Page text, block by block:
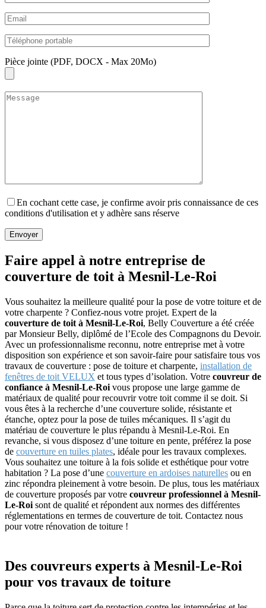
Pièce jointe (PDF, DOCX - Max 20Mo)
En cochant cette case, je confirme avoir pris connaissance de ces
conditions d'utilisation et y adhère sans réserve
Faire appel à notre entreprise de
couverture de toit à Mesnil-Le-Roi
Vous souhaitez la meilleure qualité pour la pose de votre toiture et de
votre charpente ? Confiez-nous votre projet. Expert de la
couverture de toit à Mesnil-Le-Roi, Belly Couverture a été créée
par Monsieur Belly, diplômé de l’Ecole des Compagnons du Devoir.
Avec un professionnalisme reconnu, notre entreprise met à votre
disposition son expérience et son savoir-faire pour satisfaire tous vos
travaux de couverture : pose de toiture et charpente, installation de
fenêtres de toit VELUX et tous types d’isolation. Votre couvreur de
confiance à Mesnil-Le-Roi vous propose une large gamme de
matériaux de qualité pour recouvrir votre toit comme il se doit. Si
vous êtes à la recherche d’une couverture solide, résistante et
étanche, optez pour la pose de tuiles mécaniques. Il s’agit du
matériau de couverture le plus répandu à Mesnil-Le-Roi. En
revanche, si vous disposez d’une toiture en pente, préférez la pose
de couverture en tuiles plates, idéale pour les travaux complexes.
Vous souhaitez une toiture à la fois solide et esthétique pour votre
habitation ? La pose d’une couverture en ardoises naturelles ou en
zinc répondra pleinement à votre besoin. De plus, tous les matériaux
de couverture proposés par votre couvreur professionnel à Mesnil-
Le-Roi sont de qualité et répondent aux normes des différentes
réglementations en termes de couverture de toit. Contactez nous
pour votre rénovation de toiture !
Des couvreurs experts à Mesnil-Le-Roi
pour vos travaux de toiture